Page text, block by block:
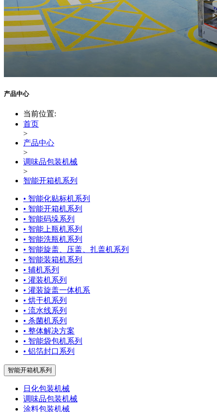
产品中心
当前位置:
首页
>
产品中心
>
调味品包装机械
>
智能开箱机系列
• 智能化贴标机系列
• 智能开箱机系列
• 智能码垛系列
• 智能上瓶机系列
• 智能洗瓶机系列
• 智能旋盖、压盖、扎盖机系列
• 智能装箱机系列
• 辅机系列
• 灌装机系列
• 灌装旋盖一体机系
• 烘干机系列
• 流水线系列
• 杀菌机系列
• 整体解决方案
• 智能袋包机系列
• 铝箔封口系列
智能开箱机系列
日化包装机械
调味品包装机械
涂料包装机械